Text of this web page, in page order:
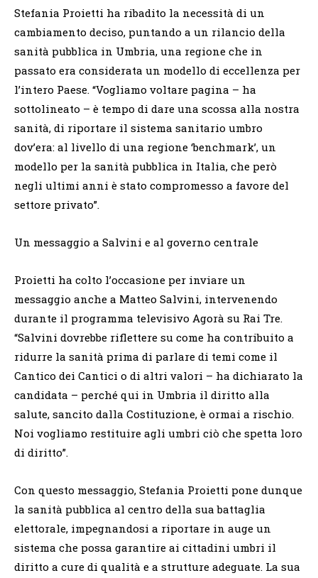
Stefania Proietti ha ribadito la necessità di un
cambiamento deciso, puntando a un rilancio della
sanità pubblica in Umbria, una regione che in
passato era considerata un modello di eccellenza per
l’intero Paese. “Vogliamo voltare pagina – ha
sottolineato – è tempo di dare una scossa alla nostra
sanità, di riportare il sistema sanitario umbro
dov’era: al livello di una regione ‘benchmark’, un
modello per la sanità pubblica in Italia, che però
negli ultimi anni è stato compromesso a favore del
settore privato”.
Un messaggio a Salvini e al governo centrale
Proietti ha colto l’occasione per inviare un
messaggio anche a Matteo Salvini, intervenendo
durante il programma televisivo Agorà su Rai Tre.
“Salvini dovrebbe riflettere su come ha contribuito a
ridurre la sanità prima di parlare di temi come il
Cantico dei Cantici o di altri valori – ha dichiarato la
candidata – perché qui in Umbria il diritto alla
salute, sancito dalla Costituzione, è ormai a rischio.
Noi vogliamo restituire agli umbri ciò che spetta loro
di diritto”.
Con questo messaggio, Stefania Proietti pone dunque
la sanità pubblica al centro della sua battaglia
elettorale, impegnandosi a riportare in auge un
sistema che possa garantire ai cittadini umbri il
diritto a cure di qualità e a strutture adeguate. La sua